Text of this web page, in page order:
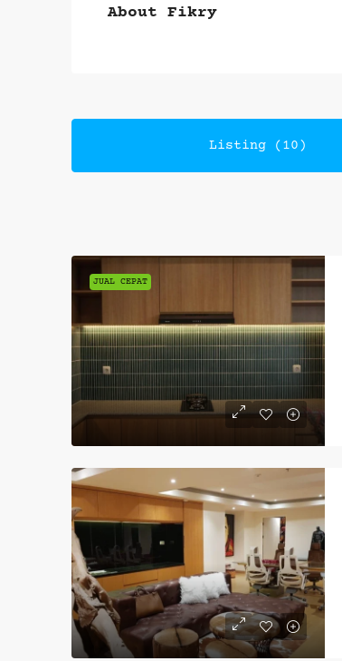
About Fikry
Listing (10)
JUAL CEPAT